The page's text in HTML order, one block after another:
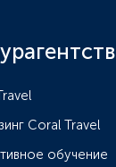
Coral Travel
обучение